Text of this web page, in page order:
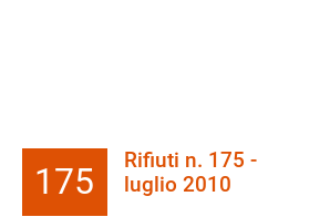
175
Rifiuti n. 175 -
luglio 2010